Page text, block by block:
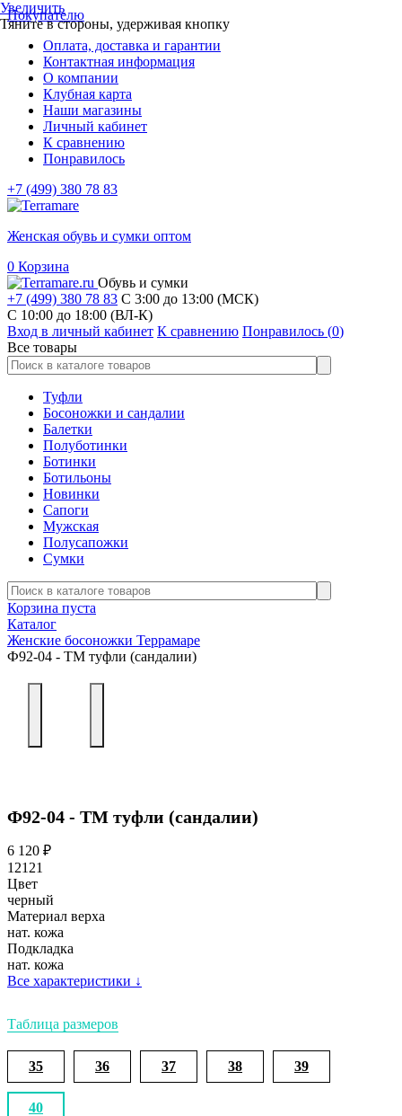
Покупателю
Оплата, доставка и гарантии
Контактная информация
О компании
Клубная карта
Наши магазины
Личный кабинет
К сравнению
Понравилось
+7 (499) 380 78 83
Женская обувь и сумки оптом
0 Корзина
Обувь и сумки
+7 (499) 380 78 83 С 3:00 до 13:00 (МСК)
C 10:00 до 18:00 (ВЛ-К)
Вход в личный кабинет К сравнению Понравилось (0)
Все товары
Туфли
Босоножки и сандалии
Балетки
Полуботинки
Ботинки
Ботильоны
Новинки
Сапоги
Мужская
Полусапожки
Сумки
Корзина пуста
Каталог
Женские босоножки Террамаре
Ф92-04 - ТМ туфли (сандалии)
Увеличить
Тяните в стороны, удерживая кнопку
Ф92-04 - ТМ туфли (сандалии)
6 120 ₽
12121
Цвет
черный
Материал верха
нат. кожа
Подкладка
нат. кожа
Все характеристики ↓
Таблица размеров
35 36 37 38 39
40